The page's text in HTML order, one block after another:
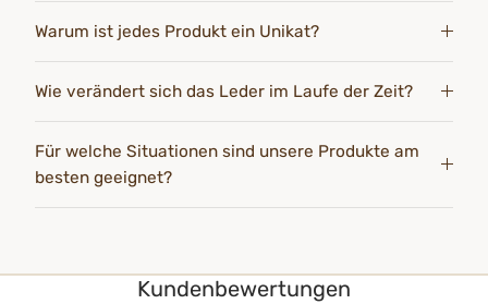
Warum ist jedes Produkt ein Unikat?
Wie verändert sich das Leder im Laufe der Zeit?
Für welche Situationen sind unsere Produkte am
besten geeignet?
Kundenbewertungen